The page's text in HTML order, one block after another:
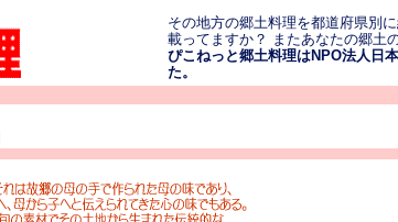
その地方の郷土料理を都道府県別
載ってますか？ またあなたの郷土
ぴこねっと郷土料理はNPO法人日
た。